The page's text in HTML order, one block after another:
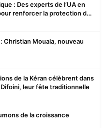
: Des experts de l’UA en
renforcer la protection des
Christian Mouala, nouveau
de la Kéran célèbrent dans
Difoini, leur fête traditionnelle
de la croissance